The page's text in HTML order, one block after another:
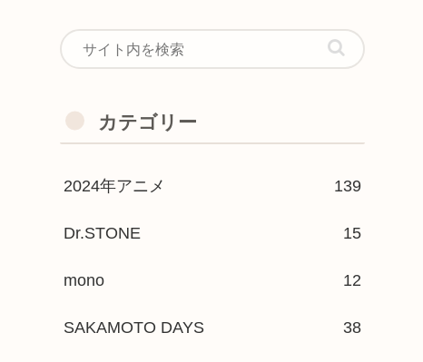
カテゴリー
2024年アニメ 139
Dr.STONE 15
mono 12
SAKAMOTO DAYS 38